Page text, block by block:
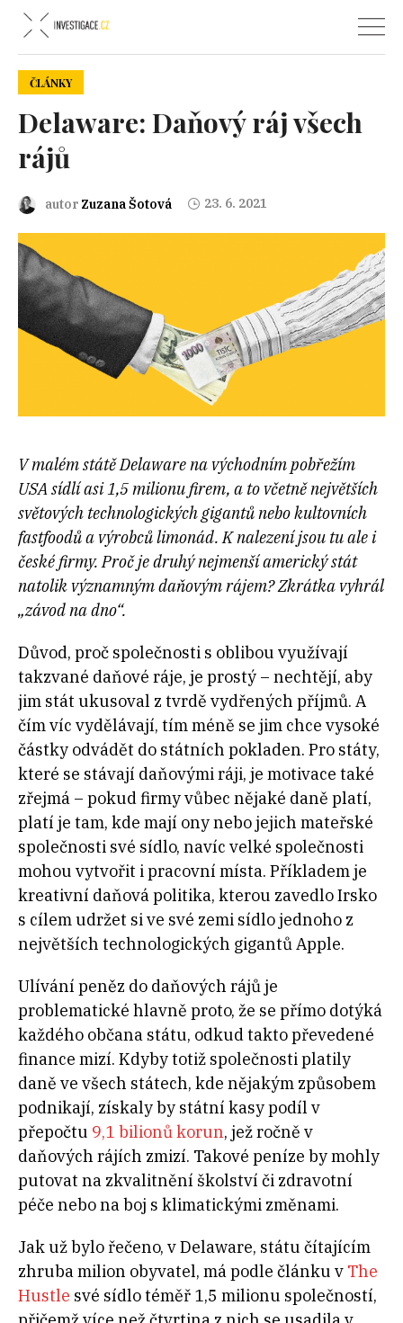
ČLÁNKY
Delaware: Daňový ráj všech
rájů
autor Zuzana Šotová 23. 6. 2021
V malém státě Delaware na východním pobřežím
USA sídlí asi 1,5 milionu firem, a to včetně největších
světových technologických gigantů nebo kultovních
fastfoodů a výrobců limonád. K nalezení jsou tu ale i
české firmy. Proč je druhý nejmenší americký stát
natolik významným daňovým rájem? Zkrátka vyhrál
„závod na dno“.
Důvod, proč společnosti s oblibou využívají
takzvané daňové ráje, je prostý – nechtějí, aby
jim stát ukusoval z tvrdě vydřených příjmů. A
čím víc vydělávají, tím méně se jim chce vysoké
částky odvádět do státních pokladen. Pro státy,
které se stávají daňovými ráji, je motivace také
zřejmá – pokud firmy vůbec nějaké daně platí,
platí je tam, kde mají ony nebo jejich mateřské
společnosti své sídlo, navíc velké společnosti
mohou vytvořit i pracovní místa. Příkladem je
kreativní daňová politika, kterou zavedlo Irsko
s cílem udržet si ve své zemi sídlo jednoho z
největších technologických gigantů Apple.
Ulívání peněz do daňových rájů je
problematické hlavně proto, že se přímo dotýká
každého občana státu, odkud takto převedené
finance mizí. Kdyby totiž společnosti platily
daně ve všech státech, kde nějakým způsobem
podnikají, získaly by státní kasy podíl v
přepočtu 9,1 bilionů korun, jež ročně v
daňových rájích zmizí. Takové peníze by mohly
putovat na zkvalitnění školství či zdravotní
péče nebo na boj s klimatickými změnami.
Jak už bylo řečeno, v Delaware, státu čítajícím
zhruba milion obyvatel, má podle článku v The
Hustle své sídlo téměř 1,5 milionu společností,